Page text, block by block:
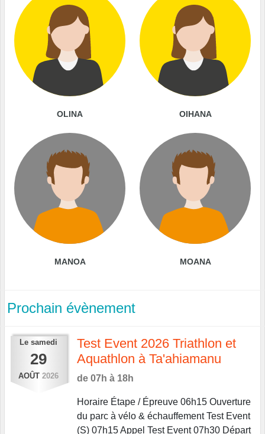
OLINA OIHANA
MANOA MOANA
Prochain évènement
Le samedi
29
AOÛT 2026
Test Event 2026 Triathlon et
Aquathlon à Ta'ahiamanu
de 07h à 18h
Horaire Étape / Épreuve 06h15 Ouverture
du parc à vélo & échauffement Test Event
(S) 07h15 Appel Test Event 07h30 Départ